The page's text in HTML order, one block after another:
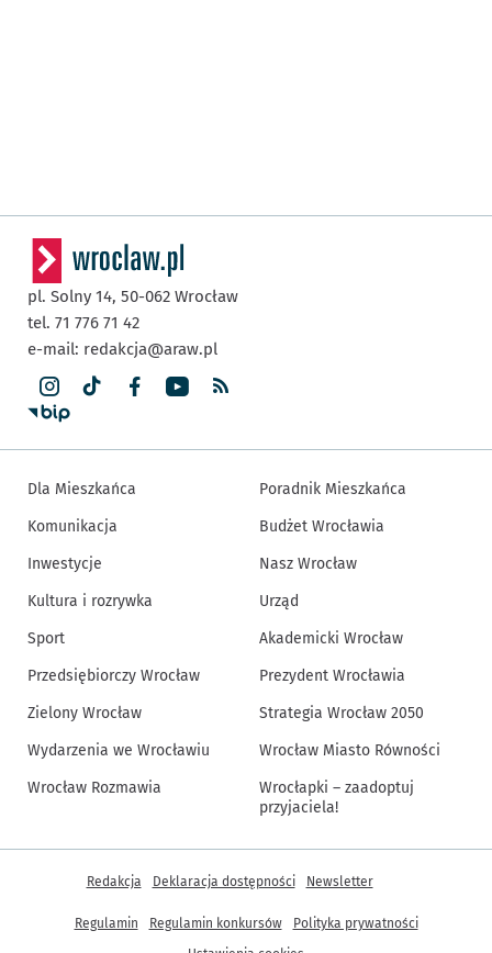
pl. Solny 14, 50-062 Wrocław
tel. 71 776 71 42
e-mail: redakcja@araw.pl
Dla Mieszkańca
Komunikacja
Inwestycje
Kultura i rozrywka
Sport
Przedsiębiorczy Wrocław
Zielony Wrocław
Wydarzenia we Wrocławiu
Wrocław Rozmawia
Poradnik Mieszkańca
Budżet Wrocławia
Nasz Wrocław
Urząd
Akademicki Wrocław
Prezydent Wrocławia
Strategia Wrocław 2050
Wrocław Miasto Równości
Wrocłapki – zaadoptuj
przyjaciela!
Inne informacje
Redakcja Deklaracja dostępności Newsletter
Regulamin Regulamin konkursów
Polityka prywatności